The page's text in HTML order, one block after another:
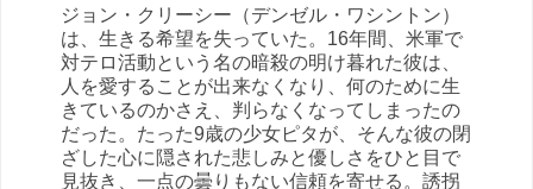
ジョン・クリーシー（デンゼル・ワシントン）
は、生きる希望を失っていた。16年間、米軍で
対テロ活動という名の暗殺の明け暮れた彼は、
人を愛することが出来なくなり、何のために生
きているのかさえ、判らなくなってしまったの
だった。たった9歳の少女ピタが、そんな彼の閉
ざした心に隠された悲しみと優しさをひと目で
見抜き、一点の曇りもない信頼を寄せる。誘拐